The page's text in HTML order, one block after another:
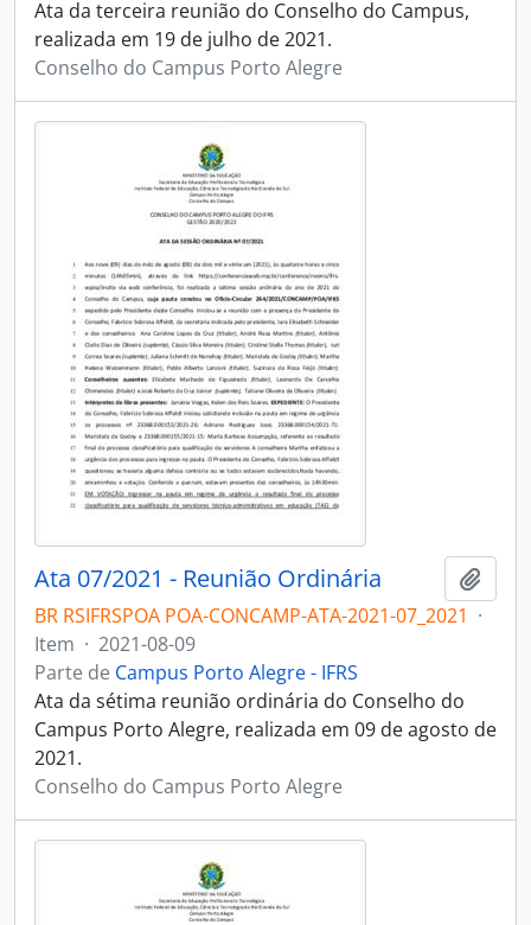
Ata da terceira reunião do Conselho do Campus,
realizada em 19 de julho de 2021.
Conselho do Campus Porto Alegre
Ata 07/2021 - Reunião Ordinária
BR RSIFRSPOA POA-CONCAMP-ATA-2021-07_2021 ·
Item · 2021-08-09
Parte de Campus Porto Alegre - IFRS
Ata da sétima reunião ordinária do Conselho do
Campus Porto Alegre, realizada em 09 de agosto de
2021.
Conselho do Campus Porto Alegre